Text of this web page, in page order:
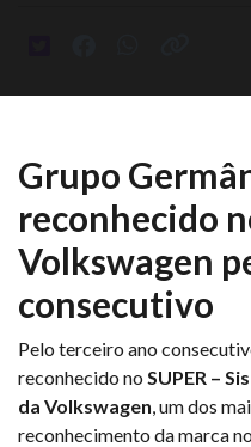
Grupo
reconhecido
Volkswagen
consecutivo
Pelo terceiro ano
reconhecido no SUPER –
da Volkswagen , um dos
reconhecimento da marca